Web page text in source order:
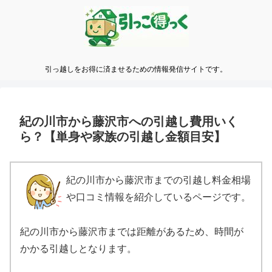
引っ越しをお得に済ませるための情報発信サイトです。
紀の川市から藤沢市への引越し費用いく
ら？【単身や家族の引越し金額目安】
紀の川市から藤沢市までの引越し料金相場
や口コミ情報を紹介しているページです。
紀の川市から藤沢市までは距離があるため、時間が
かかる引越しとなります。